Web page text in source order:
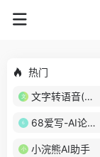
热门
文字转语音(琅琅配音)
68爱写-AI论文写作
小浣熊AI助手